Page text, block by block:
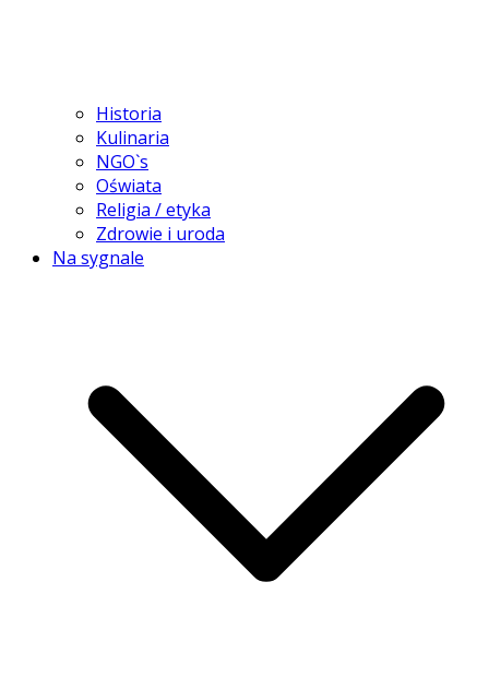
Historia
Kulinaria
NGO`s
Oświata
Religia / etyka
Zdrowie i uroda
Na sygnale